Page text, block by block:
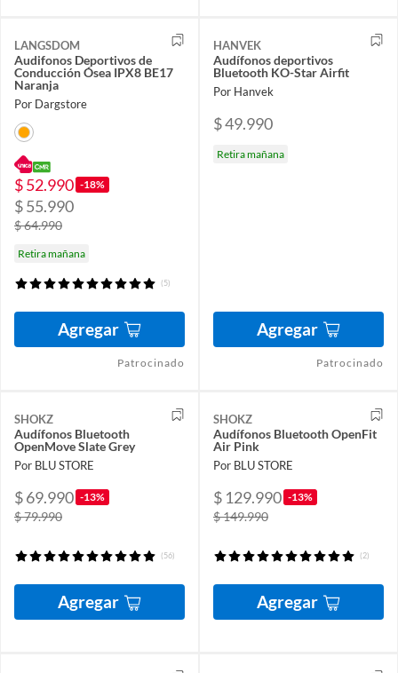
LANGSDOM
Audifonos Deportivos de
Conducción Ósea IPX8 BE17
Naranja
Por Dargstore
$ 52.990 -18%
$ 55.990
$ 64.990
Retira mañana
(5)
Agregar
Patrocinado
HANVEK
Audífonos deportivos
Bluetooth KO-Star Airfit
Por Hanvek
$ 49.990
Retira mañana
Agregar
Patrocinado
SHOKZ
Audífonos Bluetooth
OpenMove Slate Grey
Por BLU STORE
$ 69.990 -13%
$ 79.990
(56)
Agregar
SHOKZ
Audífonos Bluetooth OpenFit
Air Pink
Por BLU STORE
$ 129.990 -13%
$ 149.990
(2)
Agregar